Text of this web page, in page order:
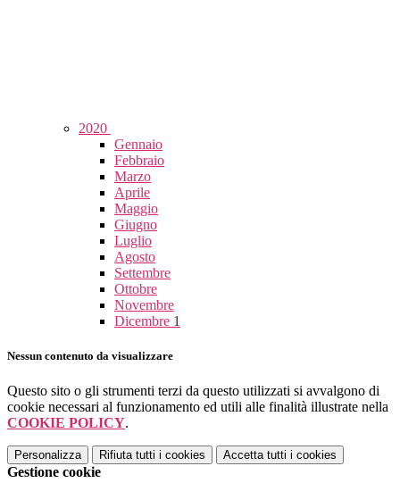
2020
Gennaio
Febbraio
Marzo
Aprile
Maggio
Giugno
Luglio
Agosto
Settembre
Ottobre
Novembre
Dicembre 1
Nessun contenuto da visualizzare
Questo sito o gli strumenti terzi da questo utilizzati si avvalgono di
cookie necessari al funzionamento ed utili alle finalità illustrate nella
COOKIE POLICY.
Personalizza Rifiuta tutti i cookies Accetta tutti i cookies
Gestione cookie